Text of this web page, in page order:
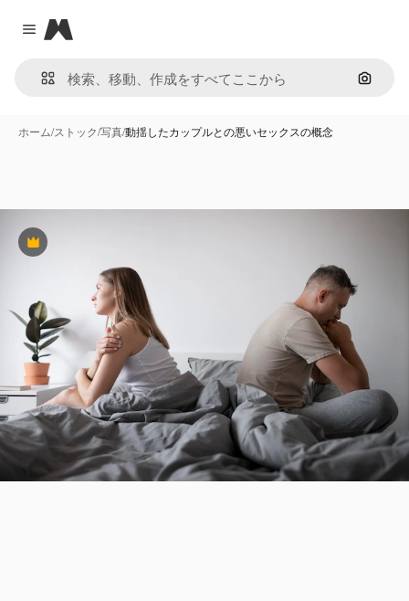
Close menu
Magnific
画像で
ホーム/ストック/写真/動揺したカップルとの悪いセックスの概念
Premium